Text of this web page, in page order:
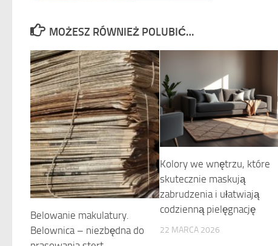
MOŻESZ RÓWNIEŻ POLUBIĆ…
Belowanie makulatury.
Belownica – niezbędna do
Kolory we wnętrzu, które
skutecznie maskują
zabrudzenia i ułatwiają
codzienną pielęgnację
22 MARCA 2026